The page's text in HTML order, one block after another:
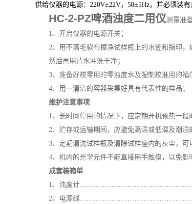
供给仪器的电源： 220V±22V， 50±1Hz，并必须装有
HC-2-PZ啤酒浊度二用仪测量准
1、开启仪器的电源开关；
2、用不落毛软布擦净试样瓶上的水迹和指印，
然后再用清水冲洗干净；
3、准备好校零用的零浊度水及配制校准用的福
4、用一清洁的容器采集好具有代表性的样品；
维护注意事项
1、长时间停用的情况下，应定期开机预热一段
2、贮存或运输期间，应避免高温或低温及潮湿
3、定期清洗试样瓶及清除试样座内的灰尘，
4、机内的光学元件不能直接用手触摸，以免
成套装箱单
1、浊度计
2、电源线